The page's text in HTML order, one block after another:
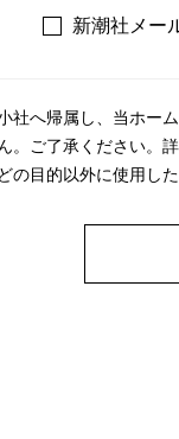
新潮社メー
へ帰属し、当ホー
。ご了承ください。
目的以外に使用し